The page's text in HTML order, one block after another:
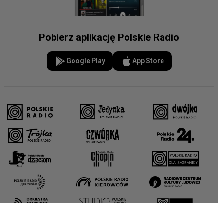
Pobierz aplikację Polskie Radio
Google Play App Store